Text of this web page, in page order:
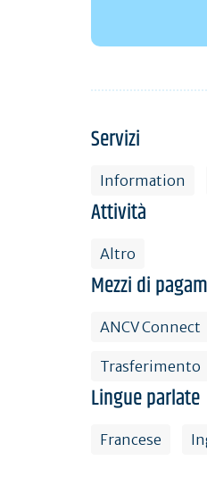
Servizi
Information
Attività
Altro
Mezzi di
ANCV Connect
Trasferimento
Lingue parlate
Francese